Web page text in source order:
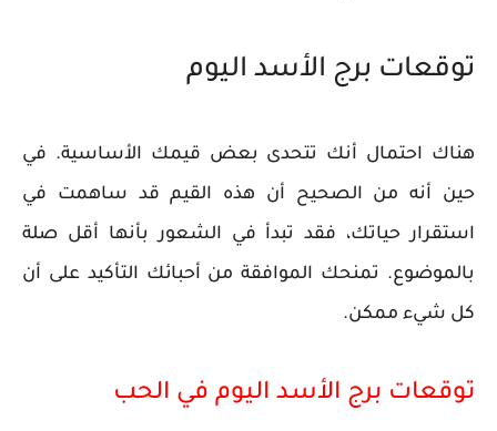
توقعات برج الأسد اليوم
هناك احتمال أنك تتحدى بعض قيمك الأساسية. في
حين أنه من الصحيح أن هذه القيم قد ساهمت في
استقرار حياتك، فقد تبدأ في الشعور بأنها أقل صلة
بالموضوع. تمنحك الموافقة من أحبائك التأكيد على أن
كل شيء ممكن.
توقعات برج الأسد اليوم في الحب